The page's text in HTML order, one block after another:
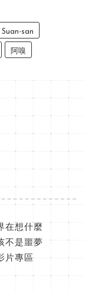
Suan-san
阿嗅
在想什麼
不是噩夢
片專區